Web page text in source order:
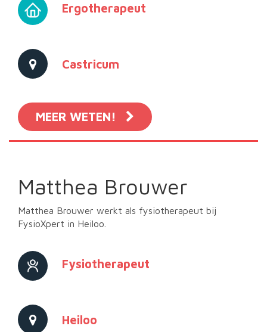
Ergotherapeut
Castricum
MEER WETEN!
Matthea Brouwer
Matthea Brouwer werkt als fysiotherapeut bij
FysioXpert in Heiloo.
Fysiotherapeut
Heiloo